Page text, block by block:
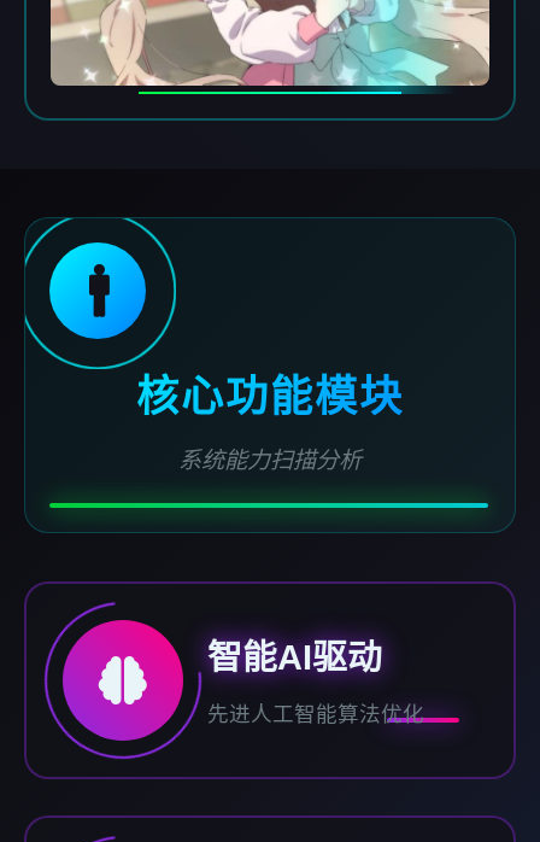
🚹
核心功能模块
系统能力扫描分析
智能AI驱动
先进人工智能算法优化